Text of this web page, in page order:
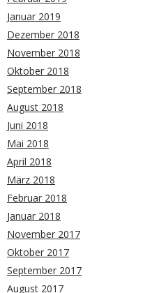
Januar 2019
Dezember 2018
November 2018
Oktober 2018
September 2018
August 2018
Juni 2018
Mai 2018
April 2018
März 2018
Februar 2018
Januar 2018
November 2017
Oktober 2017
September 2017
August 2017